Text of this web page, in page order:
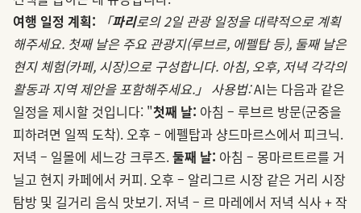
여행 일정 계획:
「파리로의 2일 관광 일정을 대략적으로 계획
해주세요. 첫째 날은 주요 관광지(루브르, 에펠탑 등), 둘째 날은
현지 체험(카페, 시장)으로 구성합니다. 아침, 오후, 저녁 각각의
활동과 지역 제안을 포함해주세요.」 사용법:AI는 다음과 같은
일정을 제시할 것입니다: "첫째 날: 아침 – 루브르 방문(군중을
피하려면 일찍 도착). 오후 – 에펠탑과 샹드마르스에서 피크닉.
저녁 – 일몰에 세느강 크루즈.둘째 날: 아침 – 몽마르트르를 거
닐고 현지 카페에서 커피. 오후 – 알리그르 시장 같은 거리 시장
탐방 및 길거리 음식 맛보기. 저녁 – 르 마레에서 저녁 식사 + 작